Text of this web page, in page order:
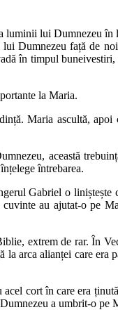
luminii lui Dumnezeu
Dumnezeu față de
în timpul
la Maria.
Maria ascultă,
această
întrebarea.
Gabriel o liniștește
au ajutat-o pe
extrem de rar. În
arca alianței care era
cort în care era
a umbrit-o